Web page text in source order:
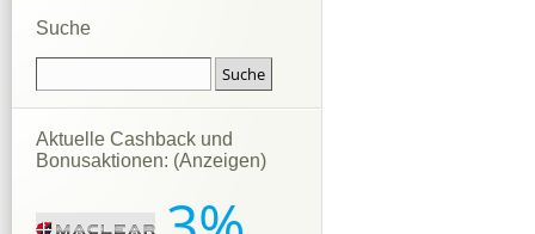
Suche
Aktuelle Cashback und
Bonusaktionen: (Anzeigen)